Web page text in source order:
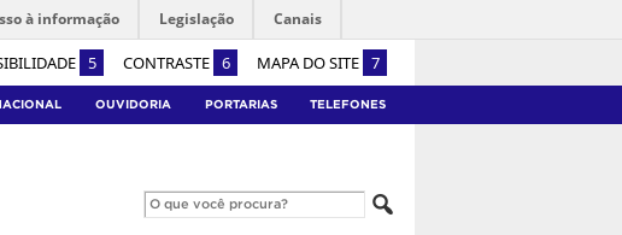
5 CONTRASTE 6 MAPA DO SITE 7
à informação Legislação Canais
OUVIDORIA PORTARIAS TELEFONES